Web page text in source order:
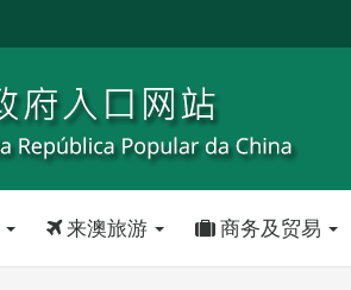
来澳旅游 商务及贸易